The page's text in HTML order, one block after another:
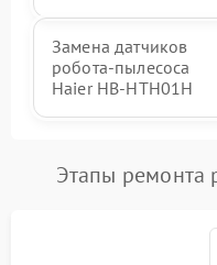
Замена датчиков
робота-пылесоса
Haier HB-HTH01H
Этапы ремонта